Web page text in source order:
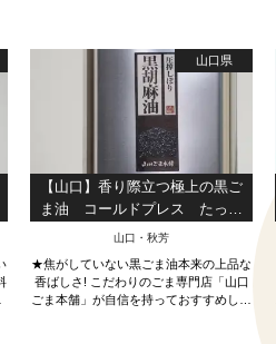
山口県
【山口】香り際立つ極上の黒ご
ま油 コールドプレス たっぷ
り使える 950g
山口・秋芳
★焦がしていない黒ごま油本来の上品な
香ばしさ! こだわりのごま専門店「山口
ごま本舗」が自信を持っておすすめしま